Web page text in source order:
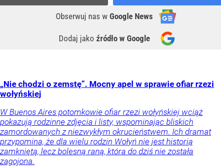
Obserwuj nas w Google News
Dodaj jako źródło w Google
„Nie chodzi o zemstę”. Mocny apel w sprawie ofiar rzezi
wołyńskiej
W Buenos Aires potomkowie ofiar rzezi wołyńskiej wciąż
pokazują rodzinne zdjęcia i listy, wspominając bliskich
zamordowanych z niezwykłym okrucieństwem. Ich dramat
przypomina, że dla wielu rodzin Wołyń nie jest historią
zamkniętą, lecz bolesną raną, która do dziś nie została
zagojona.